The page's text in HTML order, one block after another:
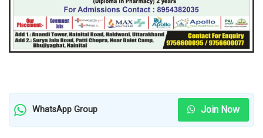
WhatsApp Group Join Now